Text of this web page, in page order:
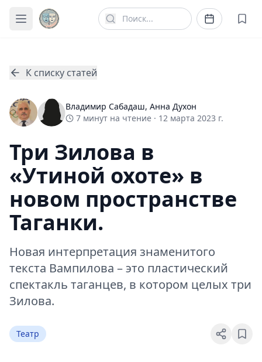
К списку статей
Владимир Сабадаш, Анна Духон
7 минут на чтение · 12 марта 2023 г.
Три Зилова в
«Утиной охоте» в
новом пространстве
Таганки.
Новая интерпретация знаменитого
текста Вампилова – это пластический
спектакль таганцев, в котором целых три
Зилова.
Театр